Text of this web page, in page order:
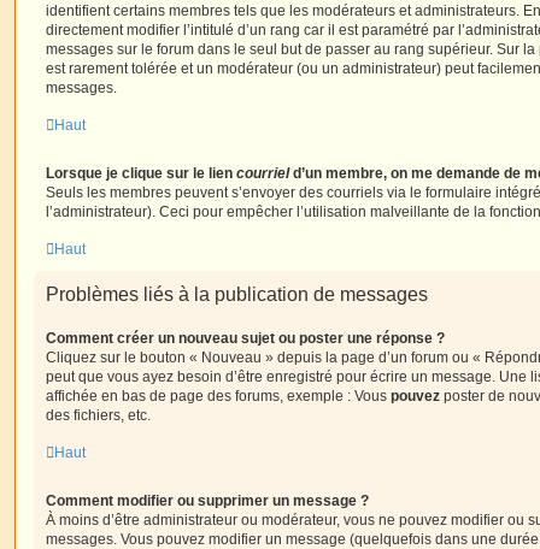
identifient certains membres tels que les modérateurs et administrateurs.
directement modifier l’intitulé d’un rang car il est paramétré par
messages sur le forum dans le seul but de passer au rang supérieur. Sur
est rarement tolérée et un modérateur (ou un administrateur) peut
messages.
Haut
Lorsque je clique sur le lien courrield’un membre, on me demande de
Seuls les membres peuvent s’envoyer des courriels via le formulaire
l’administrateur). Ceci pour empêcher l’utilisation malveillante de la
Haut
Problèmes liés à la publication de messages
Comment créer un nouveau sujet ou poster une réponse ?
Cliquez sur le bouton « Nouveau » depuis la page d’un forum ou «
peut que vous ayez besoin d’être enregistré pour écrire un message. Une
affichée en bas de page des forums, exemple : Vous pouvez poster de
des fichiers, etc.
Haut
Comment modifier ou supprimer un message ?
À moins d’être administrateur ou modérateur, vous ne pouvez modifier ou
messages. Vous pouvez modifier un message (quelquefois dans une